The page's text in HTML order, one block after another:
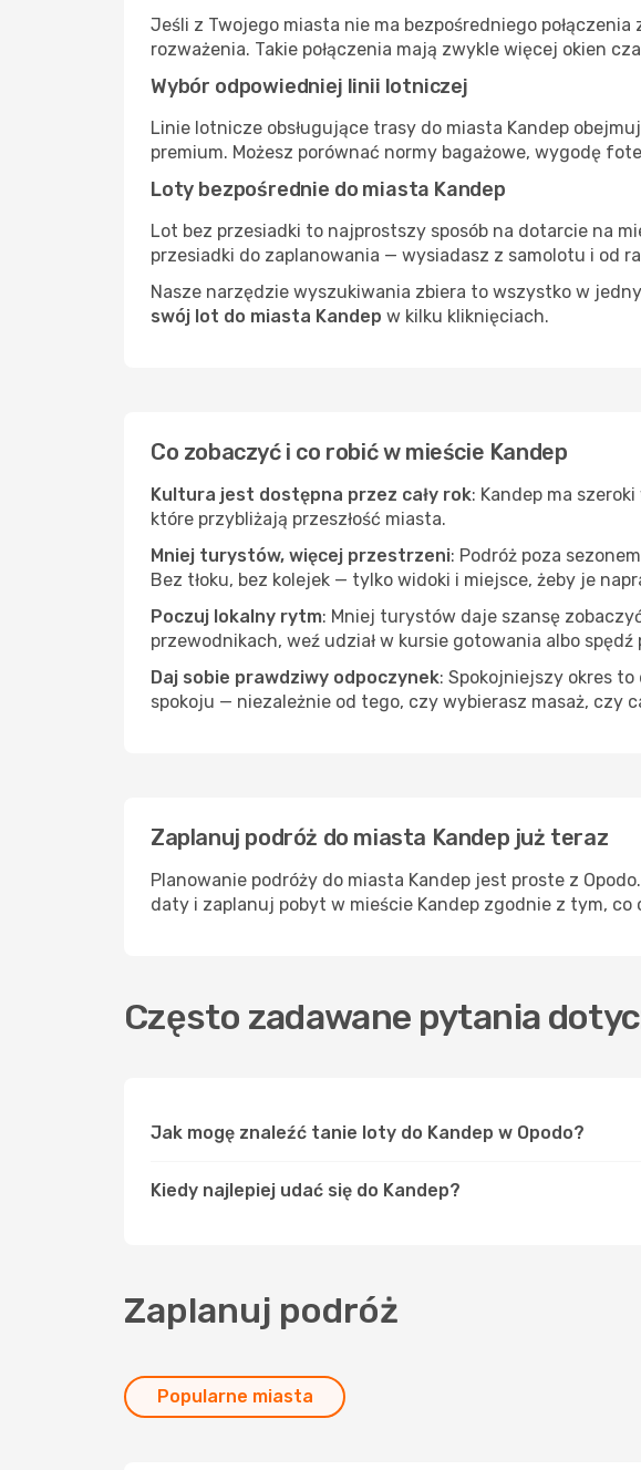
Jeśli z Twojego miasta nie ma bezpośredniego
rozważenia. Takie połączenia mają zwykle więcej okien
Wybór odpowiedniej linii lotniczej
Linie lotnicze obsługujące trasy do miasta Kandep
premium. Możesz porównać normy bagażowe, wygodę
Loty bezpośrednie do miasta Kandep
Lot bez przesiadki to najprostszy sposób na dotarcie na
przesiadki do zaplanowania — wysiadasz z samolotu i od
Nasze narzędzie wyszukiwania zbiera to wszystko w
swój lot do miasta Kandep w kilku kliknięciach.
Co zobaczyć i co robić w mieście Kandep
Kultura jest dostępna przez cały rok: Kandep ma
które przybliżają przeszłość miasta.
Mniej turystów, więcej przestrzeni: Podróż poza
Bez tłoku, bez kolejek — tylko widoki i miejsce, żeby je
Poczuj lokalny rytm: Mniej turystów daje szansę
przewodnikach, weź udział w kursie gotowania albo
Daj sobie prawdziwy odpoczynek: Spokojniejszy okres
spokoju — niezależnie od tego, czy wybierasz masaż, czy
Zaplanuj podróż do miasta Kandep już teraz
Planowanie podróży do miasta Kandep jest proste z
daty i zaplanuj pobyt w mieście Kandep zgodnie z tym,
Często zadawane pytania
Jak mogę znaleźć tanie loty do Kandep w Opodo?
Kiedy najlepiej udać się do Kandep?
Zaplanuj podróż
Popularne miasta